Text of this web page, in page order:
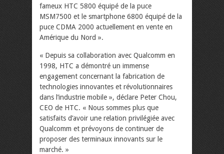
fameux HTC 5800 équipé de la puce
MSM7500 et le smartphone 6800 équipé de la
puce CDMA 2000 actuellement en vente en
Amérique du Nord ».
« Depuis sa collaboration avec Qualcomm en
1998, HTC a démontré un immense
engagement concernant la fabrication de
technologies innovantes et révolutionnaires
dans l’industrie mobile », déclare Peter Chou,
CEO de HTC. « Nous sommes plus que
satisfaits d’avoir une relation privilégiée avec
Qualcomm et prévoyons de continuer de
proposer des terminaux innovants sur le
marché. »